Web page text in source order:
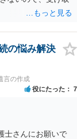
の悩み解決
言の作成
役にたった 7
士さんにお願いで